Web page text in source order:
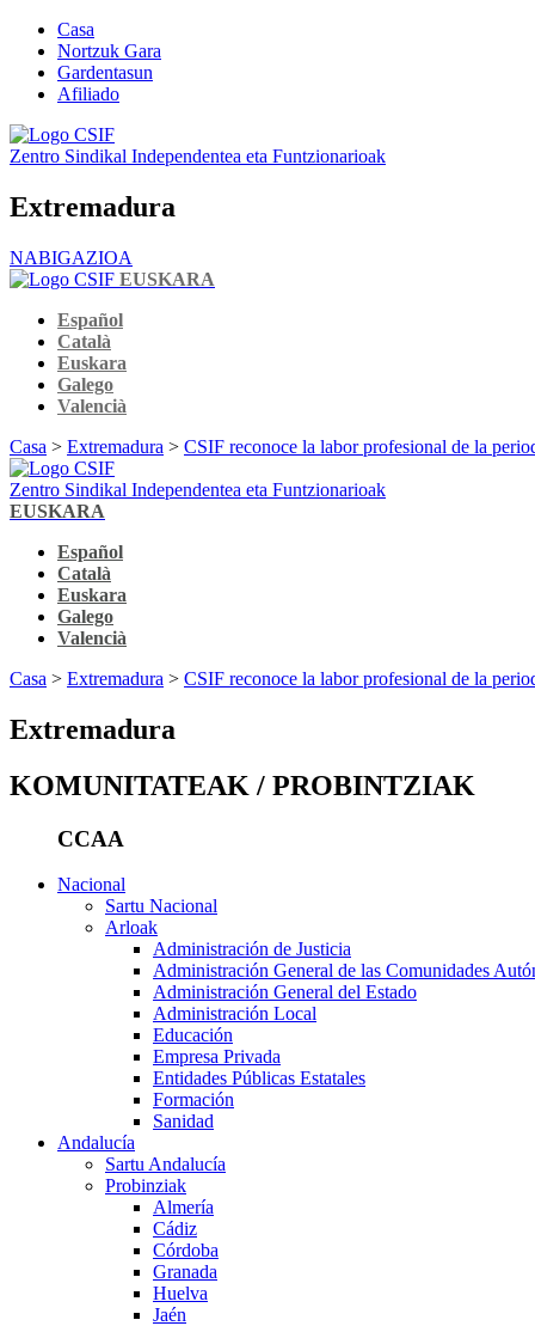
Casa
Nortzuk Gara
Gardentasun
Afiliado
Zentro Sindikal Independentea eta Funtzionarioak
Extremadura
NABIGAZIOA
EUSKARA
Español
Català
Euskara
Galego
Valencià
Casa > Extremadura > CSIF reconoce la labor profesional de la
Zentro Sindikal Independentea eta Funtzionarioak
EUSKARA
Español
Català
Euskara
Galego
Valencià
Casa > Extremadura > CSIF reconoce la labor profesional de la
Extremadura
KOMUNITATEAK / PROBINTZIAK
CCAA
Nacional
Sartu Nacional
Arloak
Administración de Justicia
Administración General de las Comunidades
Administración General del Estado
Administración Local
Educación
Empresa Privada
Entidades Públicas Estatales
Formación
Sanidad
Andalucía
Sartu Andalucía
Probinziak
Almería
Cádiz
Córdoba
Granada
Huelva
Jaén